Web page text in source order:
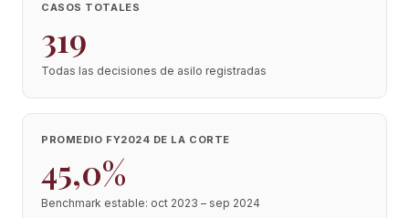
CASOS TOTALES
319
Todas las decisiones de asilo registradas
PROMEDIO FY2024 DE LA CORTE
45,0%
Benchmark estable: oct 2023 – sep 2024